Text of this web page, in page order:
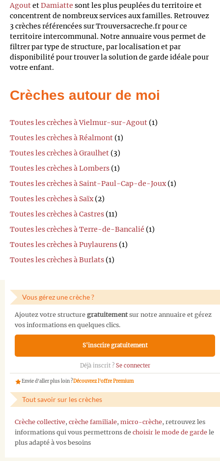
AgoutetDamiatte sont les plus peuplées du territoire et
concentrent de nombreux services aux familles. Retrouvez
3 crèches référencées sur Trouversacreche.fr pour ce
territoire intercommunal. Notre annuaire vous permet de
filtrer par type de structure, par localisation et par
disponibilité pour trouver la solution de garde idéale pour
votre enfant.
Crèches autour de moi
Toutes les crèches à Vielmur-sur-Agout (1)
Toutes les crèches à Réalmont (1)
Toutes les crèches à Graulhet (3)
Toutes les crèches à Lombers (1)
Toutes les crèches à Saint-Paul-Cap-de-Joux(1)
Toutes les crèches à Saïx(2)
Toutes les crèches à Castres (11)
Toutes les crèches à Terre-de-Bancalié (1)
Toutes les crèches à Puylaurens (1)
Toutes les crèches à Burlats (1)
Vous gérez une crèche ?
Ajoutez votre structure gratuitementsur notre annuaire et gérez
vos informations en quelques clics.
S'inscrire gratuitement
Déjà inscrit ? Se connecter
Envie d'aller plus loin ?Découvrez l'offre Premium
Tout savoir sur les crèches
Crèche collective, crèche familiale, micro-crèche, retrouvez les
informations qui vous permettrons de choisir le mode de garde le
plus adapté à vos besoins